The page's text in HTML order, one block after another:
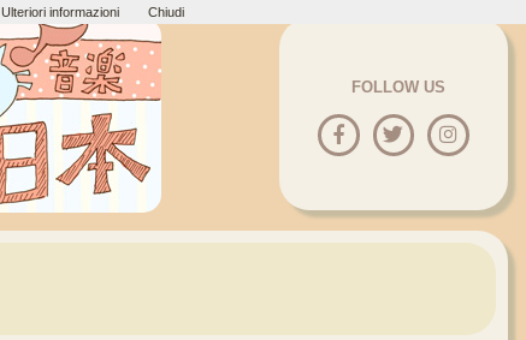
FOLLOW US
Ulteriori informazioni Chiudi